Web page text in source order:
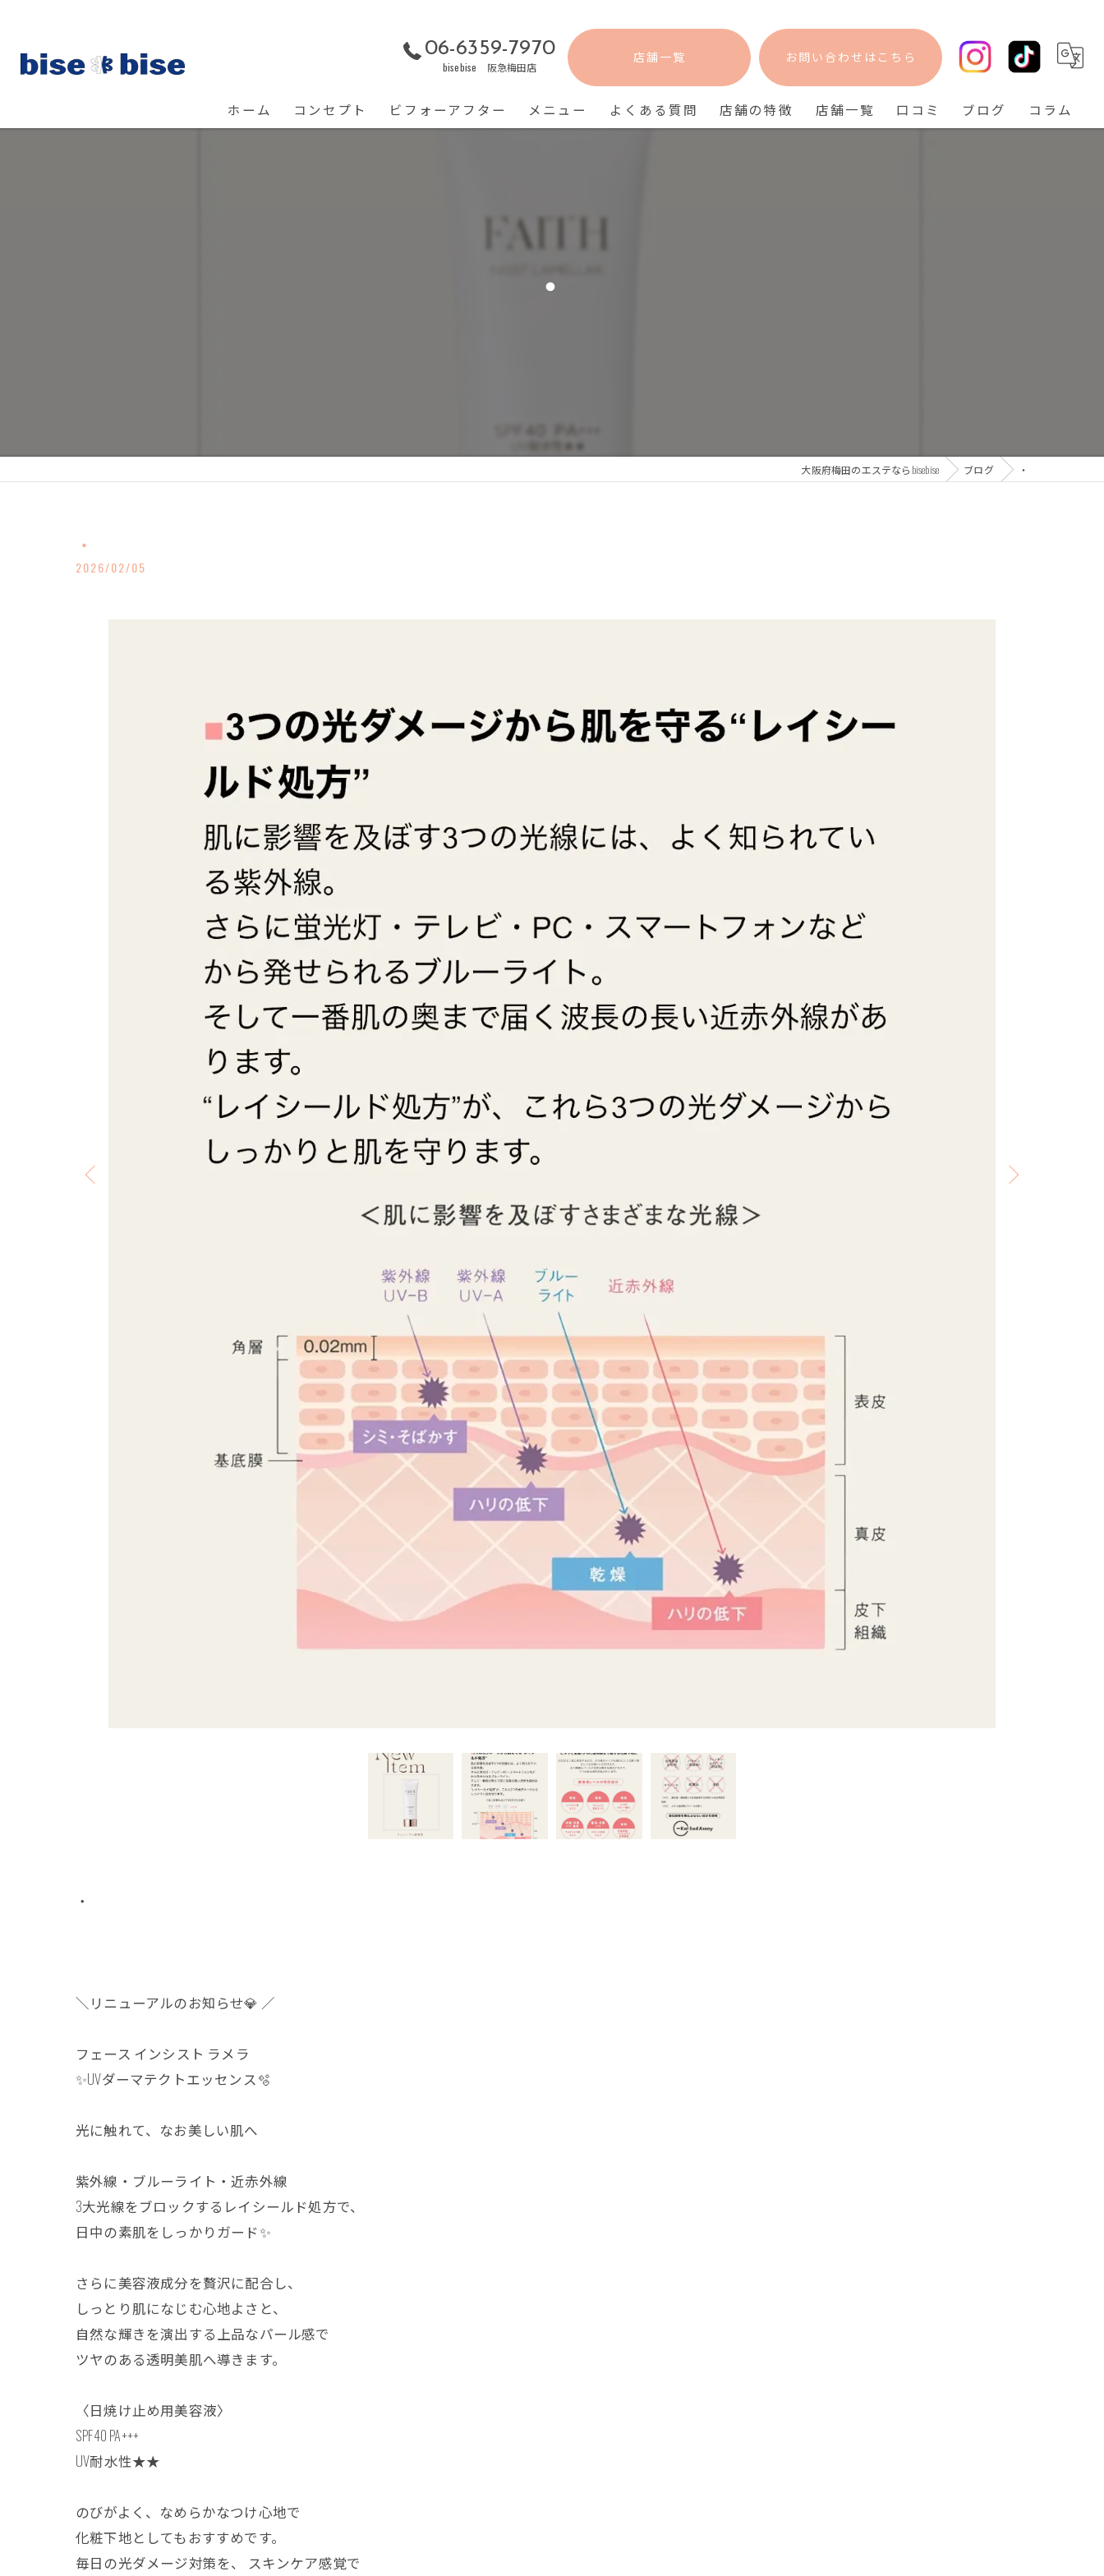
06-6359-7970
bisebise 阪急梅田店
店舗一覧 お問い合わせはこちら
ホーム コンセプト ビフォーアフター メニュー よくある質問 店舗の特徴 店舗一覧 口コミ ブログ コラム
・
大阪府梅田のエステならbisebise ブログ ・
・
2026/02/05
・
＼リニューアルのお知らせ💎 ／
フェース インシスト ラメラ
✨️UVダーマテクトエッセンス🫧
光に触れて、なお美しい肌へ
紫外線・ブルーライト・近赤外線
3大光線をブロックするレイシールド処方で、
日中の素肌をしっかりガード✨️
さらに美容液成分を贅沢に配合し、
しっとり肌になじむ心地よさと、
自然な輝きを演出する上品なパール感で
ツヤのある透明美肌へ導きます。
〈日焼け止め用美容液〉
SPF40 PA+++
UV耐水性★★
のびがよく、なめらかなつけ心地で
化粧下地としてもおすすめです。
毎日の光ダメージ対策を、 スキンケア感覚で